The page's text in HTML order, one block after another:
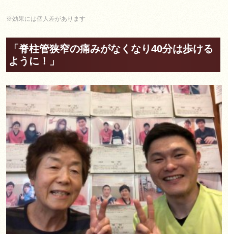
※効果には個人差があります
「脊柱管狭窄の痛みがなくなり40分は歩ける
ように！」